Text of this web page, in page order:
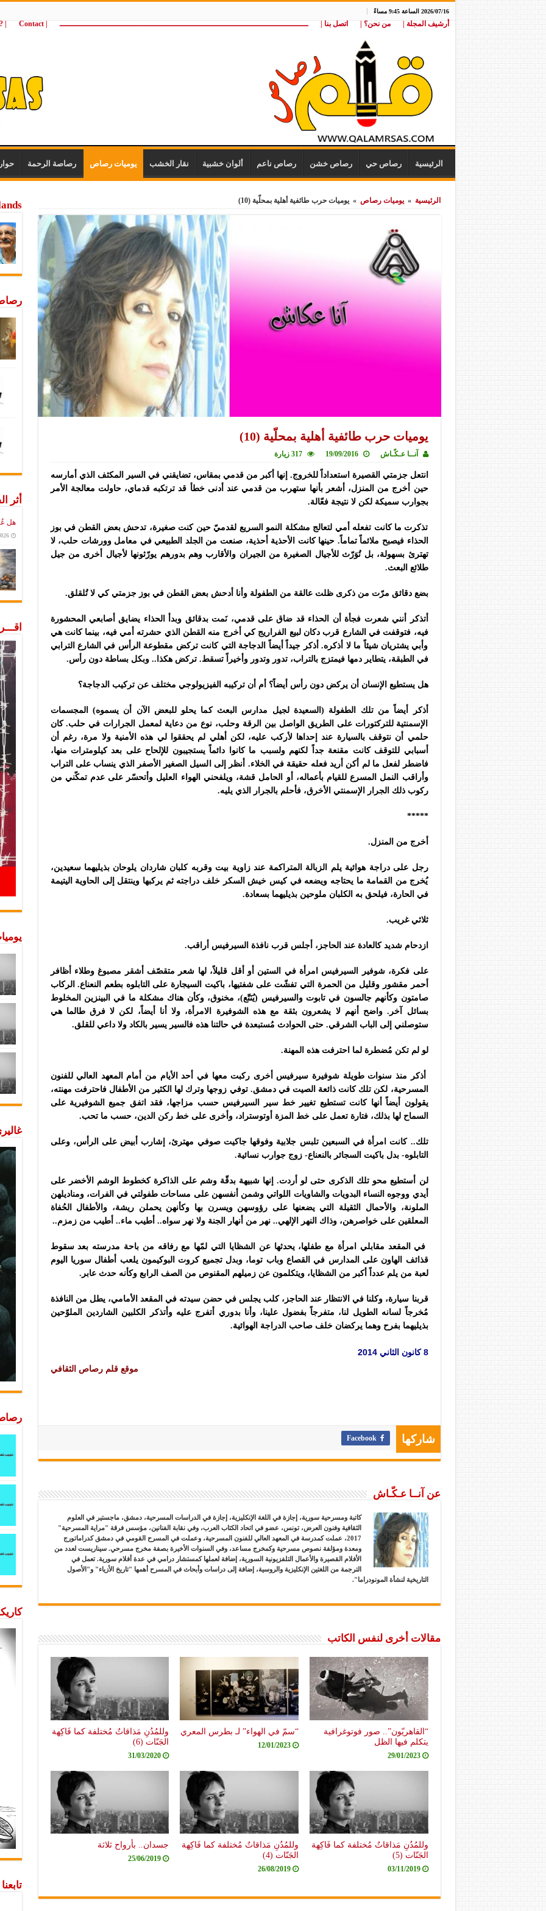
2026/07/16 الساعة 9:45 مساءً
أرشيف المجلة | من نحن؟ | اتصل بنا | ــــــــــــــــــــــــــــــــــــــــــــــــــــــــــــــــــــــــــــــــــــــــــــــــــــــ | Contact
wij
الرئيسية رصاص حي رصاص خشن رصاص ناعم ألوان خشبية نقار الخشب يوميات رصاص رصاصة الرحمة
الرئيسية » يوميات رصاص » يوميات حرب طائفية أهلية بمحلّية (10)
يوميات حرب طائفية أهلية بمحلّية (10)
آنــا عـكّـاش 19/09/2016 317 زيارة
انتعل جزمتي القصيرة استعداداً للخروج. إنها أكبر من قدمي بمقاس، تضايقني في السير المكثف الذي أمارسه
حين أخرج من المنزل، أشعر بأنها ستهرب من قدمي عند أدنى خطأ قد ترتكبه قدماي، حاولت معالجة الأمر
بجوارب سميكة لكن لا نتيجة فعّالة.
تذكرت ما كانت تفعله أمي لتعالج مشكلة النمو السريع لقدميّ حين كنت صغيرة، تدحش بعض القطن في بوز
الحذاء فيصبح ملائماً تماماً. حينها كانت الأحذية أحذية، صنعت من الجلد الطبيعي في معامل وورشات حلب، لا
تهترئ بسهولة، بل تُوَرّث للأجيال الصغيرة من الجيران والأقارب وهم بدورهم يورّثونها لأجيال أخرى من جيل
طلائع البعث.
بضع دقائق مرّت من ذكرى ظلت عالقة من الطفولة وأنا أدحش بعض القطن في بوز جزمتي كي لا تُلقلق.
أتذكر أنني شعرت فجأة أن الحذاء قد ضاق على قدمي، نَمت بدقائق وبدأ الحذاء يضايق أصابعي المحشورة
فيه، فتوقفت في الشارع قرب دكان لبيع الفراريج كي أخرج منه القطن الذي حشرته أمي فيه، بينما كانت هي
وأبي يشتريان شيئاً ما لا أذكره. أذكر جيداً أيضاً الدجاجة التي كانت تركض مقطوعة الرأس في الشارع الترابي
في الطبقة، يتطاير دمها فيمتزج بالتراب، تدور وتدور وأخيراً تسقط. تركض هكذا.. وبكل بساطة دون رأس.
هل يستطيع الإنسان أن يركض دون رأس أيضاً؟ أم أن تركيبه الفيزيولوجي مختلف عن تركيب الدجاجة؟
أذكر أيضاً من تلك الطفولة (السعيدة لجيل مدارس البعث كما يحلو للبعض الآن أن يسموه) المجسمات
الإسمنتية للتركتورات على الطريق الواصل بين الرقة وحلب، نوع من دعاية لمعمل الجرارات في حلب. كان
حلمي أن نتوقف بالسيارة عند إحداها لأركب عليه، لكن أهلي لم يحققوا لي هذه الأمنية ولا مرة، رغم أن
أسبابي للتوقف كانت مقنعة جداً لكنهم ولسبب ما كانوا دائماً يستجيبون للإلحاح على بعد كيلومترات منها،
فاضطر لفعل ما لم أكن أريد فعله حقيقة في الخلاء. أنظر إلى السيل الصغير الأصفر الذي ينساب على التراب
وأراقب النمل المسرع للقيام بأعماله، أو الحامل قشة، ويلفحني الهواء العليل وأتحسّر على عدم تمكّني من
ركوب ذلك الجرار الإسمنتي الأخرق، فأحلم بالجرار الذي يليه.
*****
أخرج من المنزل.
رجل على دراجة هوائية يلم الزبالة المتراكمة عند زاوية بيت وقربه كلبان شاردان يلوحان بذيليهما سعيدين،
يُخرج من القمامة ما يحتاجه ويضعه في كيس خيش السكر خلف دراجته ثم يركبها وينتقل إلى الحاوية اليتيمة
في الحارة، فيلحق به الكلبان ملوحين بذيليهما بسعادة.
ثلاثي غريب.
ازدحام شديد كالعادة عند الحاجز، أجلس قرب نافذة السيرفيس أراقب.
على فكرة، شوفير السيرفيس امرأة في الستين أو أقل قليلاً، لها شعر متقصّف أشقر مصبوغ وطلاء أظافر
أحمر مقشور وقليل من الحمرة التي تفشّت على شفتيها، باكيت السيجارة على التابلوه بطعم النعناع. الركاب
صامتون وكأنهم جالسون في تابوت والسيرفيس (يُنَتّع)، مخنوق، وكأن هناك مشكلة ما في البينزين المخلوط
بسائل آخر. واضح أنهم لا يشعرون بثقة مع هذه الشوفيرة الامرأة، ولا أنا أيضاً، لكن لا فرق طالما هي
ستوصلني إلى الباب الشرقي. حتى الحوادث مُستبعدة في حالتنا هذه فالسير يسير بالكاد ولا داعي للقلق.
لو لم تكن مُضطرة لما احترفت هذه المهنة.
أذكر منذ سنوات طويلة شوفيرة سيرفيس أخرى ركبت معها في أحد الأيام من أمام المعهد العالي للفنون
المسرحية، لكن تلك كانت ذائعة الصيت في دمشق. توفي زوجها وترك لها الكثير من الأطفال فاحترفت مهنته،
يقولون أيضاً أنها كانت تستطيع تغيير خط سير السيرفيس حسب مزاجها، فقد اتفق جميع الشوفيرية على
السماح لها بذلك، فتارة تعمل على خط المزة أوتوستراد، وأخرى على خط ركن الدين، حسب ما تحب.
تلك.. كانت امرأة في السبعين تلبس جلابية وفوقها جاكيت صوفي مهترئ، إشارب أبيض على الرأس، وعلى
التابلوه- بدل باكيت السجائر بالنعناع- زوج جوارب نسائية.
لن أستطيع محو تلك الذكرى حتى لو أردت. إنها شبيهة بدقّة وشم على الذاكرة كخطوط الوشم الأخضر على
أيدي ووجوه النساء البدويات والشاويات اللواتي وشمن أنفسهن على مساحات طفولتي في الفرات، ومناديلهن
الملونة، والأحمال الثقيلة التي يضعنها على رؤوسهن ويسرن بها وكأنهن يحملن ريشة، والأطفال الحُفاة
المعلقين على خواصرهن، وذاك النهر الإلهي.. نهر من أنهار الجنة ولا نهر سواه.. أطيب ماء.. أطيب من زمزم..
في المقعد مقابلي امرأة مع طفلها، يحدثها عن الشظايا التي لمّها مع رفاقه من باحة مدرسته بعد سقوط
قذائف الهاون على المدارس في القصاع وباب توما، وبدل تجميع كروت البوكيمون يلعب أطفال سوريا اليوم
لعبة من يلم عدداً أكبر من الشظايا، ويتكلمون عن زميلهم المقنوص من الصف الرابع وكأنه حدث عابر.
قربنا سيارة، وكلنا في الانتظار عند الحاجز، كلب يجلس في حضن سيدته في المقعد الأمامي، يطل من النافذة
مُخرجاً لسانه الطويل لنا، متفرجاً بفضول علينا، وأنا بدوري أتفرج عليه وأتذكر الكلبين الشاردين الملوّحين
بذيليهما بفرح وهما يركضان خلف صاحب الدراجة الهوائية.
8 كانون الثاني 2014
موقع قلم رصاص الثقافي
شاركها Facebook
عن آنــا عـكّـاش
كاتبة ومسرحية سورية، إجازة في اللغة الإنكليزية، إجازة في الدراسات المسرحية، دمشق، ماجستير في العلوم
الثقافية وفنون العرض، تونس، عضو في اتحاد الكتاب العرب، وفي نقابة الفنانين، مؤسس فرقة "مراية المسرحية"
2017، عملت كمدرسة في المعهد العالي للفنون المسرحية، وعملت في المسرح القومي في دمشق كدراماتورج
ومعدة ومؤلفة نصوص مسرحية وكمخرج مساعد، وفي السنوات الأخيرة بصفة مخرج مسرحي. سيناريست لعدد من
الأفلام القصيرة والأعمال التلفزيونية السورية، إضافة لعملها كمستشار درامي في عدة أفلام سورية. تعمل في
الترجمة من اللغتين الإنكليزية والروسية، إضافة إلى دراسات وأبحاث في المسرح أهمها "تاريخ الأزياء" و"الأصول
التاريخية لنشأة المونودراما".
مقالات أخرى لنفس الكاتب
“القاهريّون”.. صور فوتوغرافية
يتكلم فيها الظل
29/01/2023
“سمّ في الهواء” لـ بطرس المعري
12/01/2023
وللمُدُنِ مَذاقاتٌ مُختلفة كما فَاكِهة
الجَنّات (6)
31/03/2020
وللمُدُنِ مَذاقاتٌ مُختلفة كما فَاكِهة
الجَنّات (5)
03/11/2019
وللمُدُنِ مَذاقاتٌ مُختلفة كما فَاكِهة
الجَنّات (4)
26/08/2019
جسدان.. بأرواح ثلاثة
25/06/2019
أثر
هل